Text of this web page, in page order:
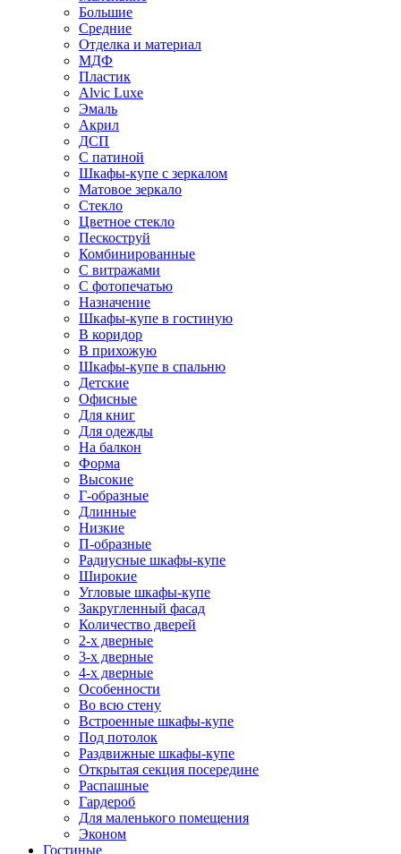
Большие
Средние
Отделка и материал
МДФ
Пластик
Alvic Luxe
Эмаль
Акрил
ДСП
С патиной
Шкафы-купе с зеркалом
Матовое зеркало
Стекло
Цветное стекло
Пескоструй
Комбинированные
С витражами
С фотопечатью
Назначение
Шкафы-купе в гостиную
В коридор
В прихожую
Шкафы-купе в спальню
Детские
Офисные
Для книг
Для одежды
На балкон
Форма
Высокие
Г-образные
Длинные
Низкие
П-образные
Радиусные шкафы-купе
Широкие
Угловые шкафы-купе
Закругленный фасад
Количество дверей
2-х дверные
3-х дверные
4-х дверные
Особенности
Во всю стену
Встроенные шкафы-купе
Под потолок
Раздвижные шкафы-купе
Открытая секция посередине
Распашные
Гардероб
Для маленького помещения
Эконом
Гостиные